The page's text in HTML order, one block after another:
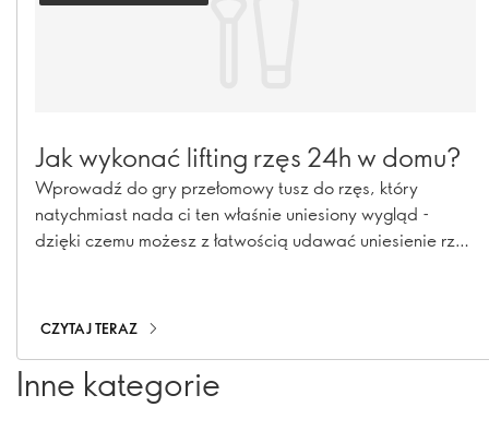
Jak wykonać lifting rzęs 24h w domu?
Wprowadź do gry przełomowy tusz do rzęs, który
natychmiast nada ci ten właśnie uniesiony wygląd -
dzięki czemu możesz z łatwością udawać uniesienie rzęs
CZYTAJ TERAZ
Inne kategorie